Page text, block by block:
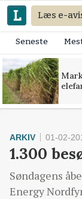
Læs e-
Seneste
ARKIV 01-02-
1.300
Søndagens
Energy